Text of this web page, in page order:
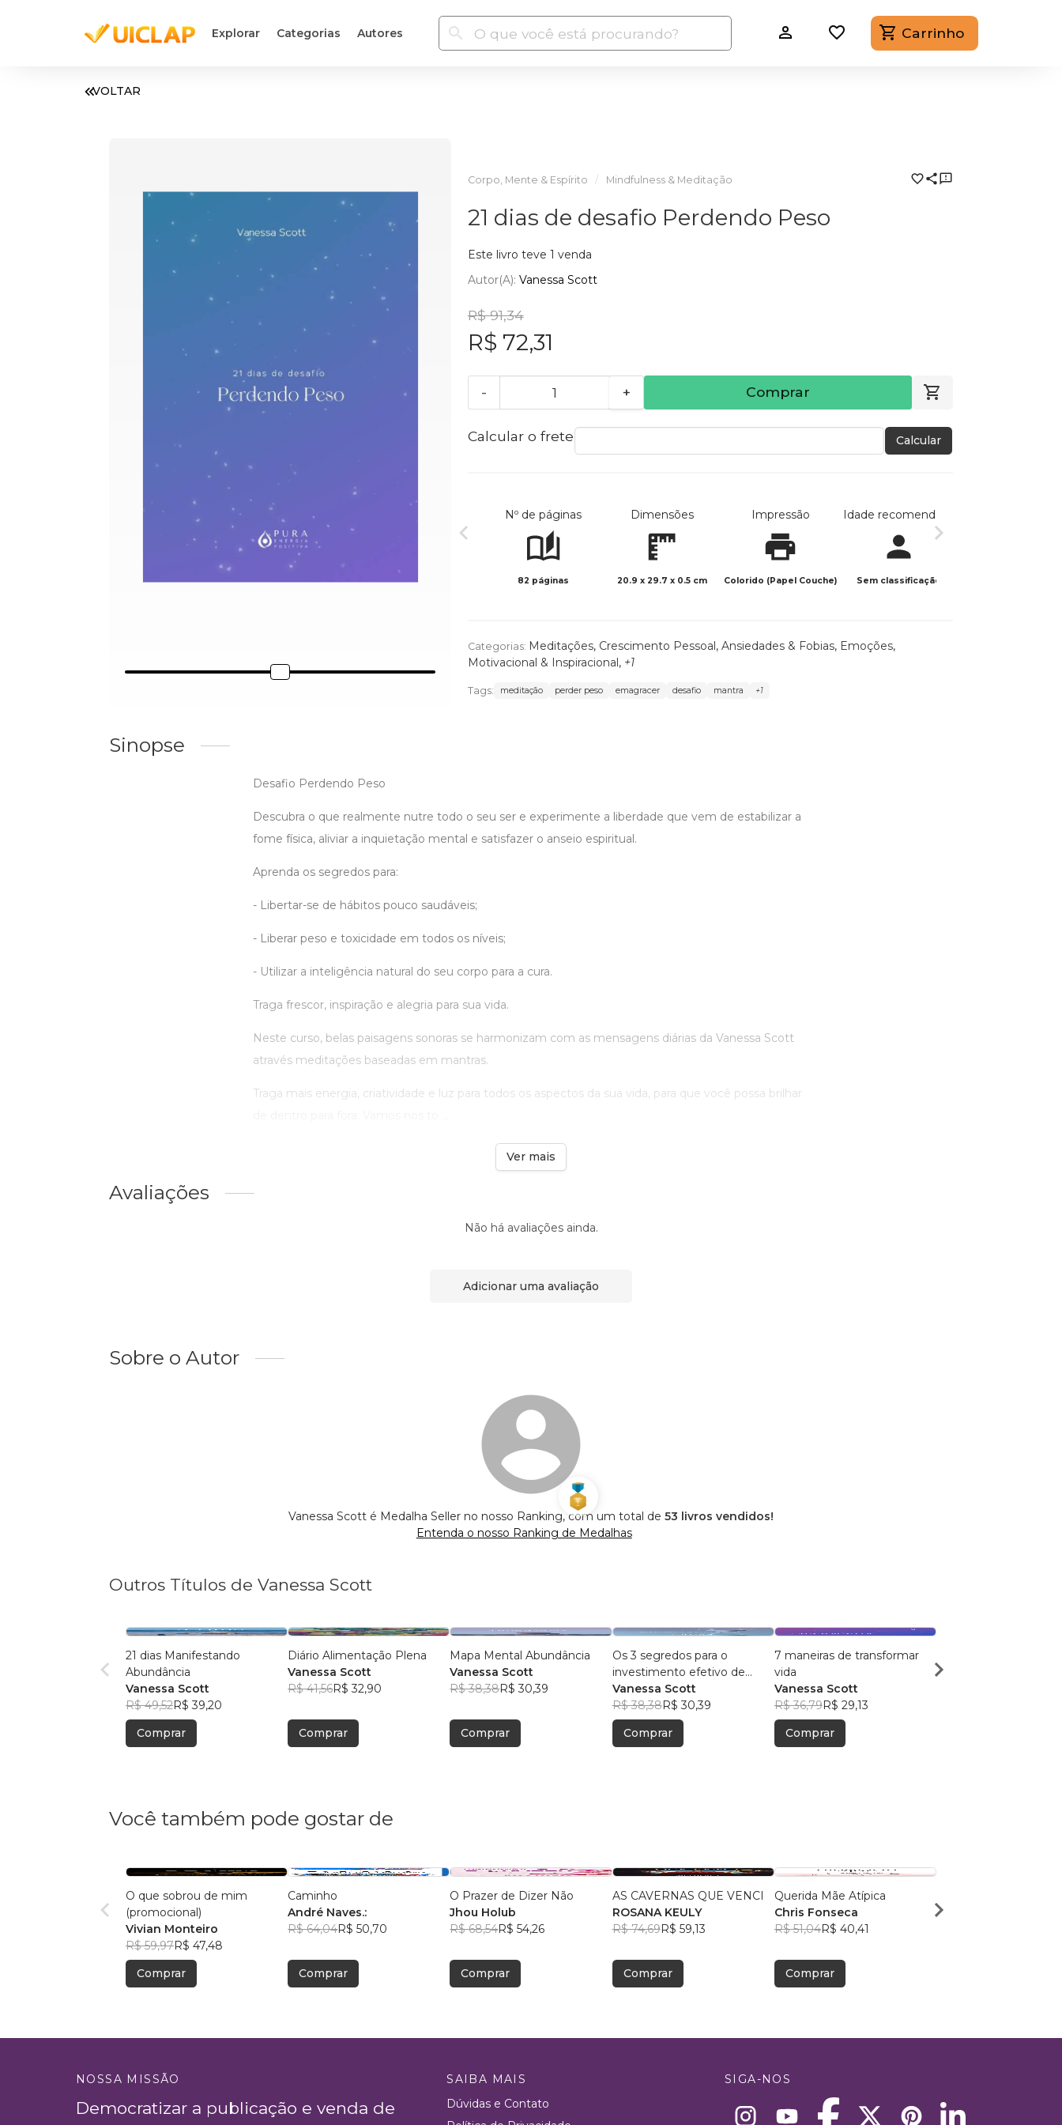
Explorar Categorias Autores Carrinho
VOLTAR
Corpo, Mente & Espírito Mindfulness & Meditação
21 dias de desafio Perdendo Peso
Este livro teve 1 venda
Autor(a): Vanessa Scott
R$ 91,34
R$ 72,31
- + Comprar
Calcular o frete Calcular
Nº de páginas
82 páginas
Dimensões
20.9 x 29.7 x 0.5 cm
Impressão
Colorido (Papel Couche)
Idade recomendada
Sem classificação
Categorias: Meditações, Crescimento Pessoal, Ansiedades & Fobias, Emoções,
Motivacional & Inspiracional, +1
Tags: meditação perder peso emagracer desafio mantra +1
Sinopse
Desafio Perdendo Peso
Descubra o que realmente nutre todo o seu ser e experimente a liberdade que vem de estabilizar a
fome física, aliviar a inquietação mental e satisfazer o anseio espiritual.
Aprenda os segredos para:
- Libertar-se de hábitos pouco saudáveis;
- Liberar peso e toxicidade em todos os níveis;
- Utilizar a inteligência natural do seu corpo para a cura.
Traga frescor, inspiração e alegria para sua vida.
Neste curso, belas paisagens sonoras se harmonizam com as mensagens diárias da Vanessa Scott
através meditações baseadas em mantras.
Traga mais energia, criatividade e luz para todos os aspectos da sua vida, para que você possa brilhar
Ver mais
Avaliações
Não há avaliações ainda.
Adicionar uma avaliação
Sobre o Autor
Vanessa Scott é Medalha Seller no nosso Ranking, com um total de 53 livros vendidos!
Entenda o nosso Ranking de Medalhas
Outros Títulos de Vanessa Scott
21 dias Manifestando
Abundância
Vanessa Scott
R$ 49,52R$ 39,20
Comprar
Diário Alimentação Plena
Vanessa Scott
R$ 41,56R$ 32,90
Comprar
Mapa Mental Abundância
Vanessa Scott
R$ 38,38R$ 30,39
Comprar
Os 3 segredos para o
investimento efetivo de
tempo
Vanessa Scott
R$ 38,38R$ 30,39
Comprar
7 maneiras de transformar
vida
Vanessa Scott
R$ 36,79R$ 29,13
Comprar
Vanessa Scott
Você também pode gostar de
O que sobrou de mim
(promocional)
Vivian Monteiro
R$ 59,97R$ 47,48
Comprar
Caminho
André Naves.:
R$ 64,04R$ 50,70
Comprar
O Prazer de Dizer Não
Jhou Holub
R$ 68,54R$ 54,26
Comprar
AS CAVERNAS QUE VENCI
ROSANA KEULY
R$ 74,69R$ 59,13
Comprar
Querida Mãe Atípica
Chris Fonseca
R$ 51,04R$ 40,41
Comprar
Edson Huss
NOSSA MISSÃO
Democratizar a publicação e venda de
SAIBA MAIS
Dúvidas e Contato
SIGA-NOS